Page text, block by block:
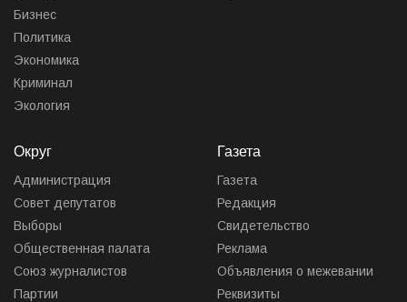
Бизнес
Политика
Экономика
Криминал
Экология
Округ
Администрация
Совет депутатов
Выборы
Общественная палата
Союз журналистов
Партии
Газета
Газета
Редакция
Свидетельство
Реклама
Объявления о межевании
Реквизиты